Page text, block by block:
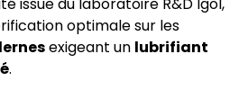
optimale sur les
exigeant un lubrifiant
.